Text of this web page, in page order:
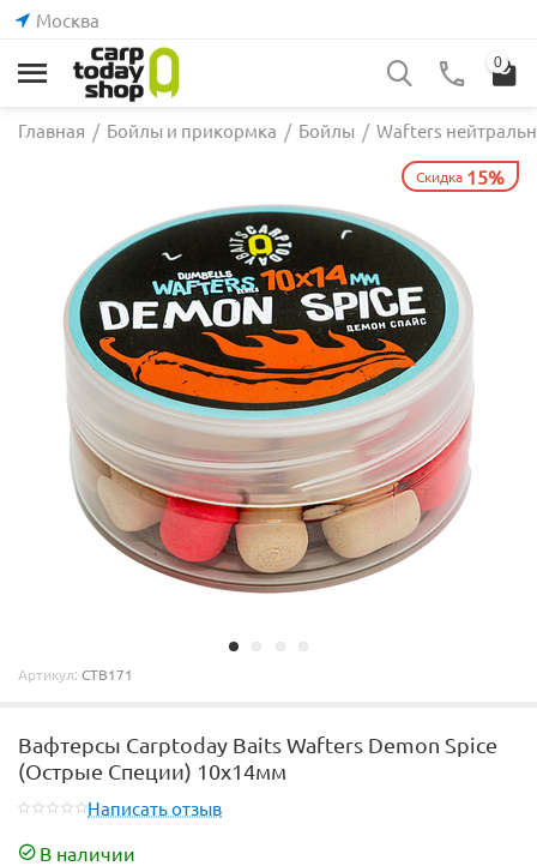
Москва
0
Главная / Бойлы и прикормка / Бойлы / Wafters
Скидка 15%
Артикул: CTB171
Вафтерсы Carptoday Baits Wafters Demon Spice
(Острые Специи) 10х14мм
Написать отзыв
В наличии